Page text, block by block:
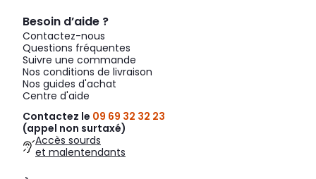
Besoin d’aide ?
Contactez-nous
Questions fréquentes
Suivre une commande
Nos conditions de livraison
Nos guides d'achat
Centre d'aide
Contactez le 09 69 32 32 23
(appel non surtaxé)
Accès sourds
et malentendants